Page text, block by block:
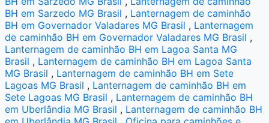
BH em Sarzedo MG Brasil , Lanternagem de caminhão
BH em Governador Valadares MG Brasil , Lanternagem
de caminhão BH em Governador Valadares MG Brasil ,
Lanternagem de caminhão BH em Lagoa Santa MG
Brasil , Lanternagem de caminhão BH em Lagoa Santa
MG Brasil , Lanternagem de caminhão BH em Sete
Lagoas MG Brasil , Lanternagem de caminhão BH em
Sete Lagoas MG Brasil , Lanternagem de caminhão BH
em Uberlândia MG Brasil , Lanternagem de caminhão BH